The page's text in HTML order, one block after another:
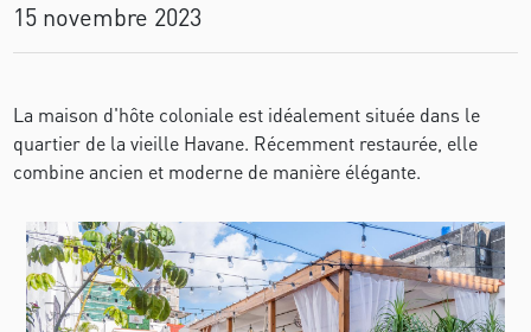
15 novembre 2023
La maison d'hôte coloniale est idéalement située dans le
quartier de la vieille Havane. Récemment restaurée, elle
combine ancien et moderne de manière élégante.